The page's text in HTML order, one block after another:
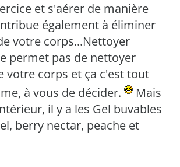
et s'aérer de manière
également à éliminer
votre corps...Nettoyer
permet pas de nettoyer
votre corps et ça c'est tout
à vous de décider.
Mais
il y a les Gel buvables
berry nectar, peache et